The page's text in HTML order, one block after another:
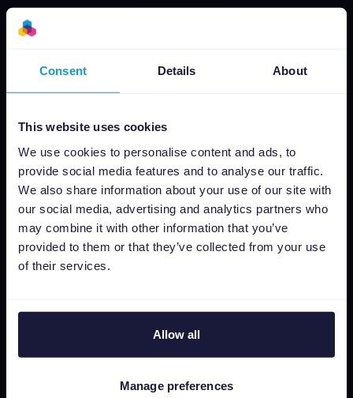
Consent Details About
This website uses cookies
We use cookies to personalise content and ads, to
provide social media features and to analyse our traffic.
We also share information about your use of our site with
our social media, advertising and analytics partners who
may combine it with other information that you’ve
provided to them or that they’ve collected from your use
of their services.
Allow all
Manage preferences
Intégration de marketplaces
Insights & Analytics
Intégrations
Tarifs
Ressources
Blog